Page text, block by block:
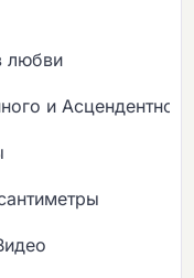
любви
и